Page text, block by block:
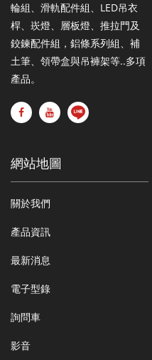
輪組、滑軌配件組、LED吊衣
桿、崁燈、層板燈、推拉門及
鉸鍊配件組，鋁條系列組、補
土筆、領帶盒與吊褲架等..多項
產品。
網站地圖
關於我們
產品資訊
最新消息
電子型錄
詢問車
影音